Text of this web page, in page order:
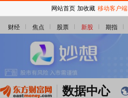
财经 焦点 股票 新股 期指
数据中心
网站首页 加收藏 移动客户端